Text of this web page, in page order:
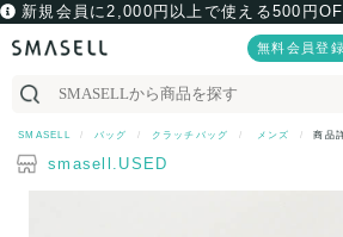
新規会員に2,000円以上で使える500円
無料会員登録
SMASELL バッグ クラッチバッグ メンズ 商品
smasell.USED